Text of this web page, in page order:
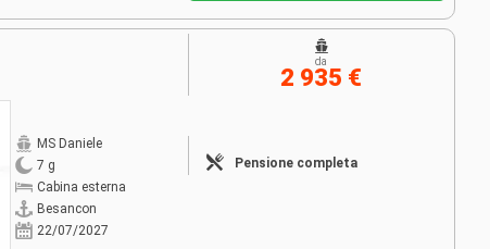
MS Daniele
7 g
Cabina esterna
Besancon
22/07/2027
Pensione completa
da
2 935 €